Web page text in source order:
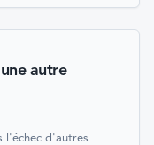
autre
l'échec d'autres